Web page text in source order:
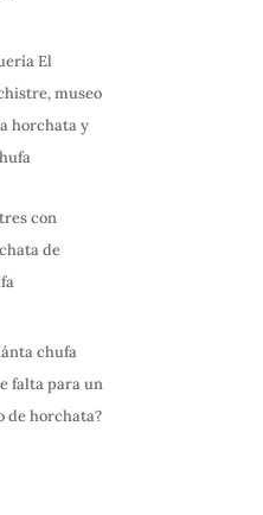
El
museo
horchata y
con
de
chufa
falta para un
de horchata?